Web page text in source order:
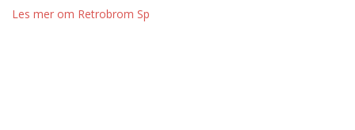
Les mer om Retrobrom Sp